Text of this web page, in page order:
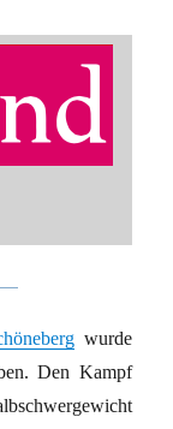
wurde
Den Kampf